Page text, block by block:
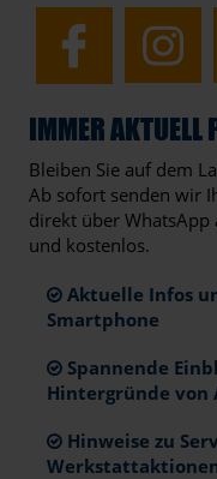
IMMER AKTUELL
Bleiben Sie auf dem
Ab sofort senden wir
direkt über WhatsApp
und kostenlos.
Aktuelle Infos
Smartphone
Spannende
Hintergründe von
Hinweise zu